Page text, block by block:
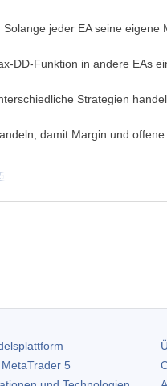
jeder EA seine
DD-Funktion in andere
Strategien
damit Margin und
MetaTrader 5